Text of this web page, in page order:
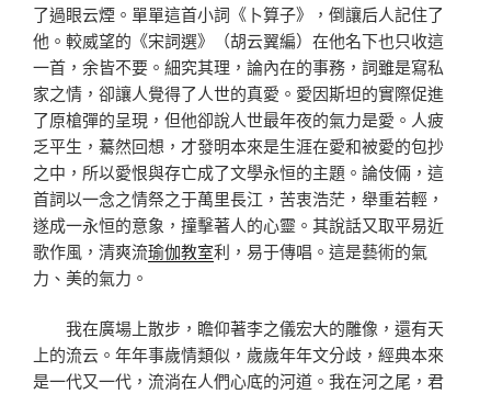
了過眼云煙。單單這首小詞《卜算子》，倒讓后人記住了
他。較威望的《宋詞選》（胡云翼編）在他名下也只收這
一首，余皆不要。細究其理，論內在的事務，詞雖是寫私
家之情，卻讓人覺得了人世的真愛。愛因斯坦的實際促進
了原槍彈的呈現，但他卻說人世最年夜的氣力是愛。人疲
乏平生，驀然回想，才發明本來是生涯在愛和被愛的包抄
之中，所以愛恨與存亡成了文學永恒的主題。論伎倆，這
首詞以一念之情祭之于萬里長江，苦衷浩茫，舉重若輕，
遂成一永恒的意象，撞擊著人的心靈。其說話又取平易近
歌作風，清爽流瑜伽教室利，易于傳唱。這是藝術的氣
力、美的氣力。
我在廣場上散步，瞻仰著李之儀宏大的雕像，還有天
上的流云。年年事歲情類似，歲歲年年文分歧，經典本來
是一代又一代，流淌在人們心底的河道。我在河之尾，君